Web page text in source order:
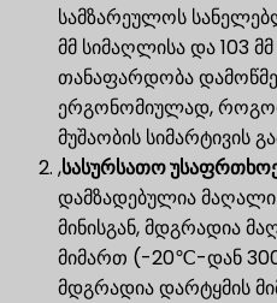
სამზარეულოს
მმ სიმაღლისა და 103
თანაფარდობა
ერგონომიულად,
მუშაობის სიმარტივის
,სასურსათო
დამზადებულია
მინისგან, მდგრადია
მიმართ (-20℃-დან
მდგრადია დარტყმის